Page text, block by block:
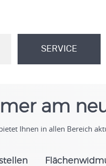
SERVICE
am
Ihnen in allen Bereich